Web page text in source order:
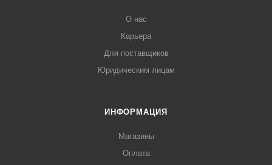
О нас
Карьера
Для поставщиков
Юридическим лицам
ИНФОРМАЦИЯ
Магазины
Оплата